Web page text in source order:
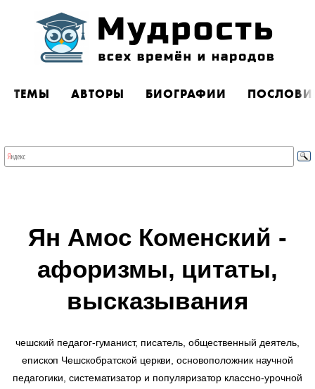
ТЕМЫ АВТОРЫ БИОГРАФИИ
Ян Амос Коменский -
афоризмы, цитаты,
высказывания
чешский педагог-гуманист, писатель, общественный деятель,
епископ Чешскобратской церкви, основоположник научной
педагогики, систематизатор и популяризатор классно-урочной